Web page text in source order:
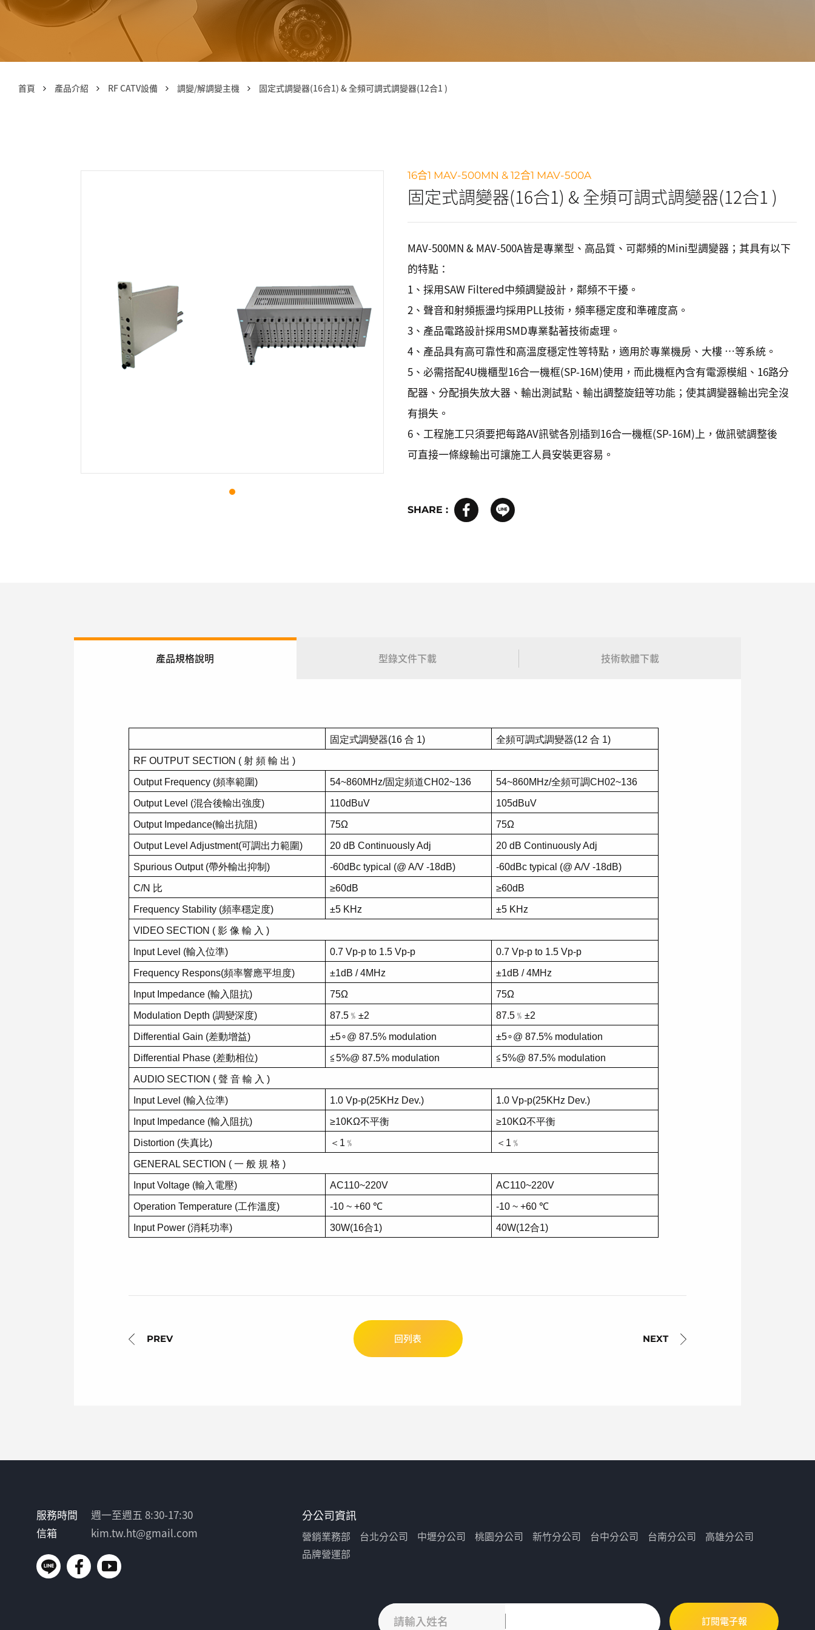
首頁 產品介紹 RF CATV設備 調變/解調變主機 固定式調變器(16合1) & 全頻可調式調變器(12合1 )
16合1 MAV-500MN & 12合1 MAV-500A
固定式調變器(16合1) & 全頻可調式調變器(12合1 )
MAV-500MN & MAV-500A皆是專業型、高品質、可鄰頻的Mini型調變器；其具有以下
的特點：
1、採用SAW Filtered中頻調變設計，鄰頻不干擾。
2、聲音和射頻振盪均採用PLL技術，頻率穩定度和準確度高。
3、產品電路設計採用SMD專業黏著技術處理。
4、產品具有高可靠性和高溫度穩定性等特點，適用於專業機房、大樓 …等系統。
5、必需搭配4U機櫃型16合一機框(SP-16M)使用，而此機框內含有電源模組、16路分
配器、分配損失放大器、輸出測試點、輸出調整旋鈕等功能；使其調變器輸出完全沒
有損失。
6、工程施工只須要把每路AV訊號各別插到16合一機框(SP-16M)上，做訊號調整後
可直接一條線輸出可讓施工人員安裝更容易。
SHARE :
產品規格說明 型錄文件下載 技術軟體下載
固定式調變器(16 合 1) 全頻可調式調變器(12 合 1)
RF OUTPUT SECTION ( 射 頻 輸 出 )
Output Frequency (頻率範圍) 54~860MHz/固定頻道CH02~136 54~860MHz/全頻可調CH02~136
Output Level (混合後輸出強度) 110dBuV 105dBuV
Output Impedance(輸出抗阻) 75Ω 75Ω
Output Level Adjustment(可調出力範圍) 20 dB Continuously Adj 20 dB Continuously Adj
Spurious Output (帶外輸出抑制 ) -60dBc typical (@ A/V -18dB) -60dBc typical (@ A/V -18dB)
C/N 比 ≥60dB ≥60dB
Frequency Stability (頻率穩定度) ±5 KHz ±5 KHz
VIDEO SECTION ( 影 像 輸 入 )
Input Level (輸入位準) 0.7 Vp-p to 1.5 Vp-p 0.7 Vp-p to 1.5 Vp-p
Frequency Respons(頻率響應平坦度) ±1dB / 4MHz ±1dB / 4MHz
Input Impedance (輸入阻抗) 75Ω 75Ω
Modulation Depth (調變深度) 87.5 ﹪ ±2 87.5 ﹪ ±2
Differential Gain (差動增益) ±5∘@ 87.5% modulation ±5∘@ 87.5% modulation
Differential Phase (差動相位) ≦5%@ 87.5% modulation ≦5%@ 87.5% modulation
AUDIO SECTION ( 聲 音 輸 入 )
Input Level (輸入位準) 1.0 Vp-p(25KHz Dev.) 1.0 Vp-p(25KHz Dev.)
Input Impedance (輸入阻抗) ≥10KΩ不平衡 ≥10KΩ不平衡
Distortion (失真比) ＜ 1 ﹪ ＜ 1 ﹪
GENERAL SECTION ( 一 般 規 格 )
Input Voltage (輸入電壓) AC110~220V AC110~220V
Operation Temperature (工作溫度) -10 ~ +60 ℃ -10 ~ +60 ℃
Input Power (消耗功率) 30W(16合1) 40W(12合1)
回列表
服務時間
週一至週五 8:30-17:30
信箱
kim.tw.ht@gmail.com
分公司資訊
營銷業務部 台北分公司 中壢分公司 桃園分公司 新竹分公司 台中分公司 台南分公司
高雄分公司
品牌營運部